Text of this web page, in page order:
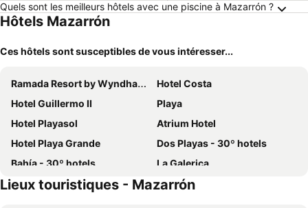
Quels sont les meilleurs hôtels avec une piscine à Mazarrón ?
Hôtels Mazarrón
Ces hôtels sont susceptibles de vous intéresser...
Ramada Resort by Wyndham Puerto de Mazarron
Hotel Costa
Hotel Guillermo II
Playa
Hotel Playasol
Atrium Hotel
Hotel Playa Grande
Dos Playas - 30º hotels
Bahía - 30º hotels
La Galerica
Apartamentos Bellavista
Be Free Isla Plana
Lieux touristiques - Mazarrón